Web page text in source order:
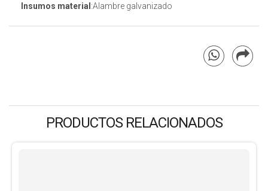
Insumos material :Alambre galvanizado
PRODUCTOS RELACIONADOS